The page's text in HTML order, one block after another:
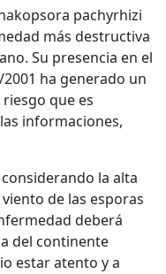
pachyrhizi
más destructiva
Su presencia en el
2001 ha generado un
que es
informaciones,
la alta
de las esporas
deberá
del continente
estar atento y a